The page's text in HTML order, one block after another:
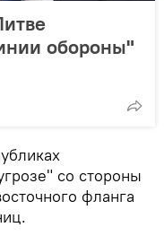
обороны"
со стороны
фланга